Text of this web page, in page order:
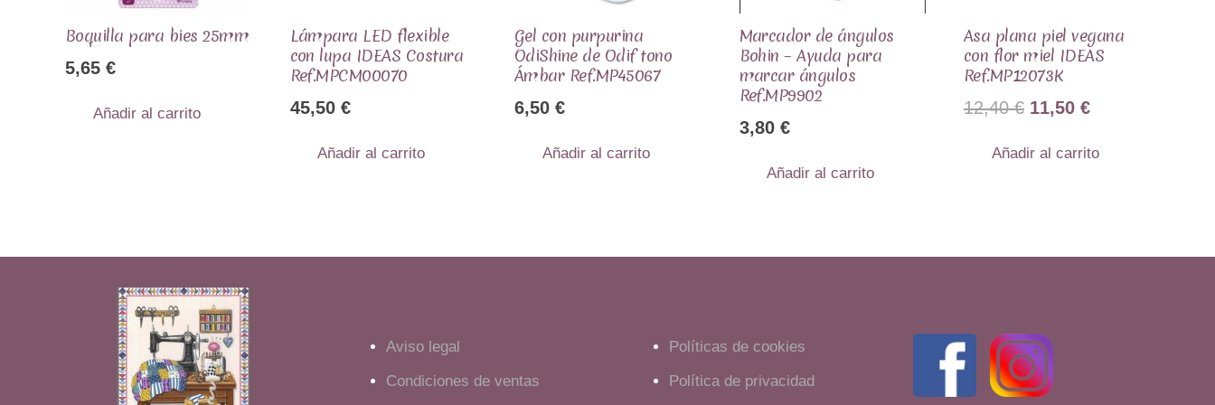
Boquilla para bies 25mm
5,65 €
Añadir al carrito
Lámpara LED flexible
con lupa IDEAS Costura
Ref.MPCM00070
45,50 €
Añadir al carrito
Gel con purpurina
OdiShine de Odif tono
Ámbar Ref.MP45067
6,50 €
Añadir al carrito
Marcador de ángulos
Bohin – Ayuda para
marcar ángulos
Ref.MP9902
3,80 €
Añadir al carrito
Asa plana piel vegana
con flor miel IDEAS
Ref.MP12073K
12,40€ El
original
11,50 €El
actual
Añadir al carrito
Aviso legal
Condiciones de ventas
Políticas de cookies
Política de privacidad